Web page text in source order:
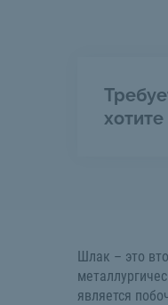
Шлак – это
является